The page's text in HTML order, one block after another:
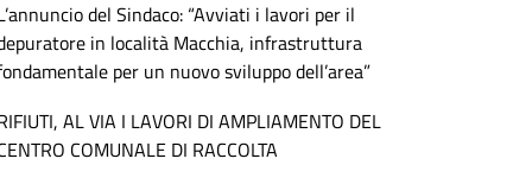
del Sindaco: “Avviati i lavori per il
in località Macchia, infrastruttura
per un nuovo sviluppo dell’area”
AL VIA I LAVORI DI AMPLIAMENTO DEL
COMUNALE DI RACCOLTA